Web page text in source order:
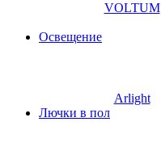
VOLTUM
Освещение
Arlight
Лючки в пол